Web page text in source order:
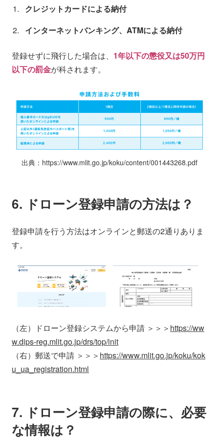
クレジットカードによる納付
インターネットバンキング、ATMによる納付
登録せずに飛行した場合は、 1年以下の懲役又は50万円
以下の罰金が科されます。
出典：https://www.mlit.go.jp/koku/content/001443268.pdf
6. ドローン登録申請の方法は？
登録申請を行う方法はオンラインと郵送の2通りありま
す。
（左）ドローン登録システムから申請 ＞＞＞ https://ww
w.dips-reg.mlit.go.jp/drs/top/init
（右）郵送で申請 ＞＞＞ https://www.mlit.go.jp/koku/kok
u_ua_registration.html
7. ドローン登録申請の際に、必要
な情報は？